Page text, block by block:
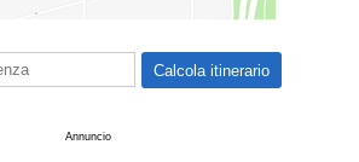
Annuncio